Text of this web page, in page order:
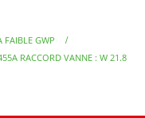
FAIBLE GWP
RACCORD VANNE : W 21.8